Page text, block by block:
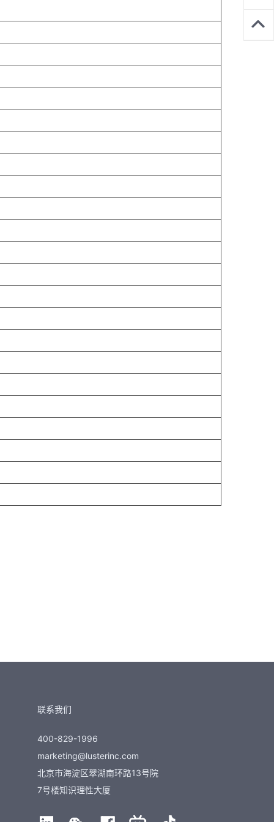
联系我们
400-829-1996
marketing@lusterinc.com
北京市海淀区翠湖南环路13号院
7号楼知识理性大厦